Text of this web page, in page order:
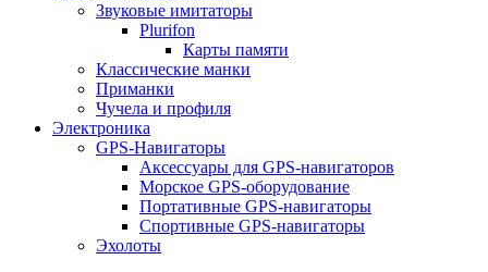
Звуковые имитаторы
Plurifon
Карты памяти
Классические манки
Приманки
Чучела и профиля
Электроника
GPS-Навигаторы
Аксессуары для GPS-навигаторов
Морское GPS-оборудование
Портативные GPS-навигаторы
Спортивные GPS-навигаторы
Эхолоты